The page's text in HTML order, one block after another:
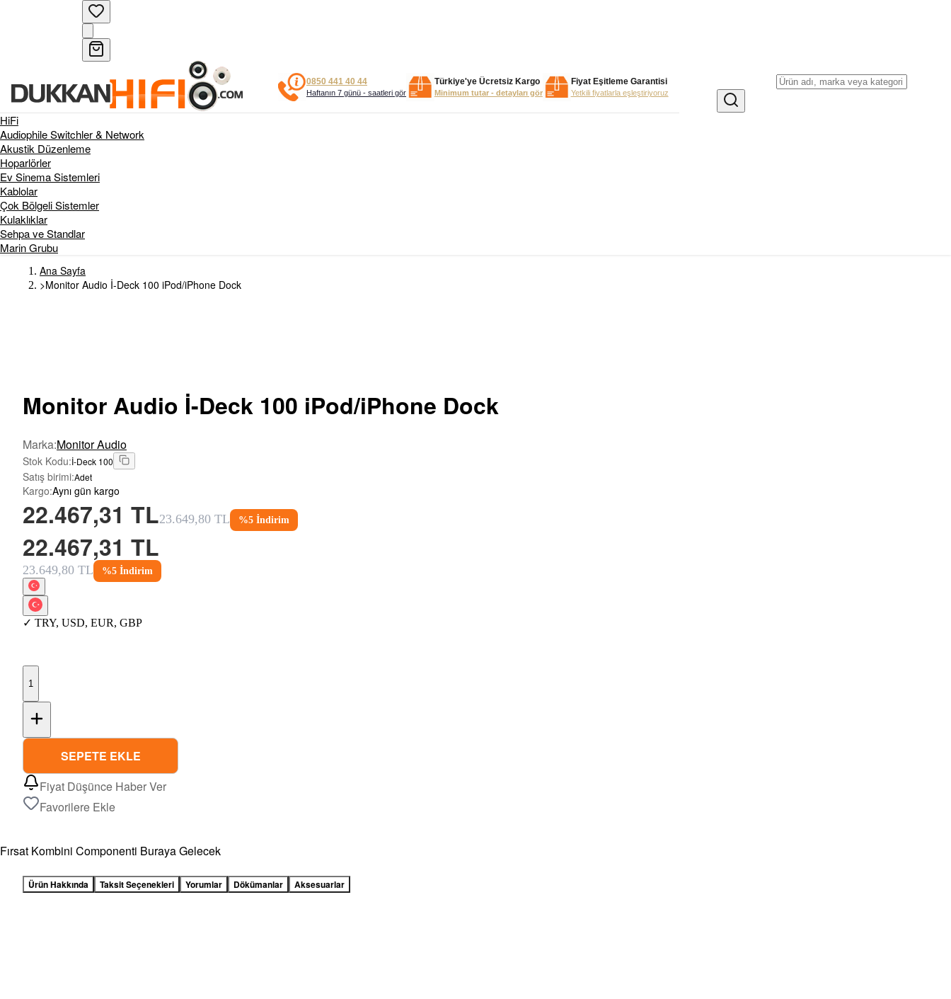
0850 441 40 44
Haftanın 7 günü - saatleri gör
Türkiye'ye Ücretsiz Kargo
Minimum tutar - detayları gör
Fiyat Eşitleme Garantisi
Yetkili fiyatlarla eşleştiriyoruz
HiFi
Audiophile Switchler & Network
Akustik Düzenleme
Hoparlörler
Ev Sinema Sistemleri
Kablolar
Çok Bölgeli Sistemler
Kulaklıklar
Sehpa ve Standlar
Marin Grubu
Ana Sayfa
>Monitor Audio İ-Deck 100 iPod/iPhone Dock
Monitor Audio İ-Deck 100 iPod/iPhone Dock
Marka:Monitor Audio
Stok Kodu:İ-Deck 100
Satış birimi:Adet
Kargo:Aynı gün kargo
22.467,31 TL23.649,80 TL %5 İndirim
22.467,31 TL
23.649,80 TL %5 İndirim
✓ TRY, USD, EUR, GBP
1
SEPETE EKLE
Fiyat Düşünce Haber Ver
Favorilere Ekle
Fırsat Kombini Componenti Buraya Gelecek
Ürün Hakkında Taksit Seçenekleri Yorumlar Dökümanlar Aksesuarlar